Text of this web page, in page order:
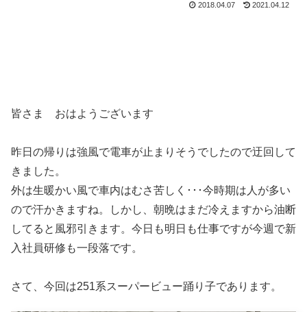
2018.04.07 2021.04.12
皆さま おはようございます
昨日の帰りは強風で電車が止まりそうでしたので迂回して
きました。
外は生暖かい風で車内はむさ苦しく･･･今時期は人が多い
ので汗かきますね。しかし、朝晩はまだ冷えますから油断
してると風邪引きます。今日も明日も仕事ですが今週で新
入社員研修も一段落です。
さて、今回は251系スーパービュー踊り子であります。